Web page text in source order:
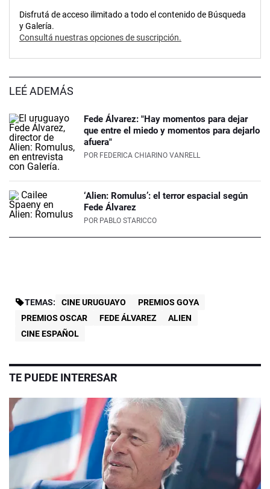
Disfrutá de acceso ilimitado a todo el contenido de Búsqueda
y Galería.
Consultá nuestras opciones de suscripción.
LEÉ ADEMÁS
Fede Álvarez: "Hay momentos para dejar
que entre el miedo y momentos para dejarlo
afuera"
POR FEDERICA CHIARINO VANRELL
‘Alien: Romulus’: el terror espacial según
Fede Álvarez
POR PABLO STARICCO
TEMAS: CINE URUGUAYO
PREMIOS GOYA
PREMIOS OSCAR
FEDE ÁLVAREZ
ALIEN
CINE ESPAÑOL
TE PUEDE INTERESAR